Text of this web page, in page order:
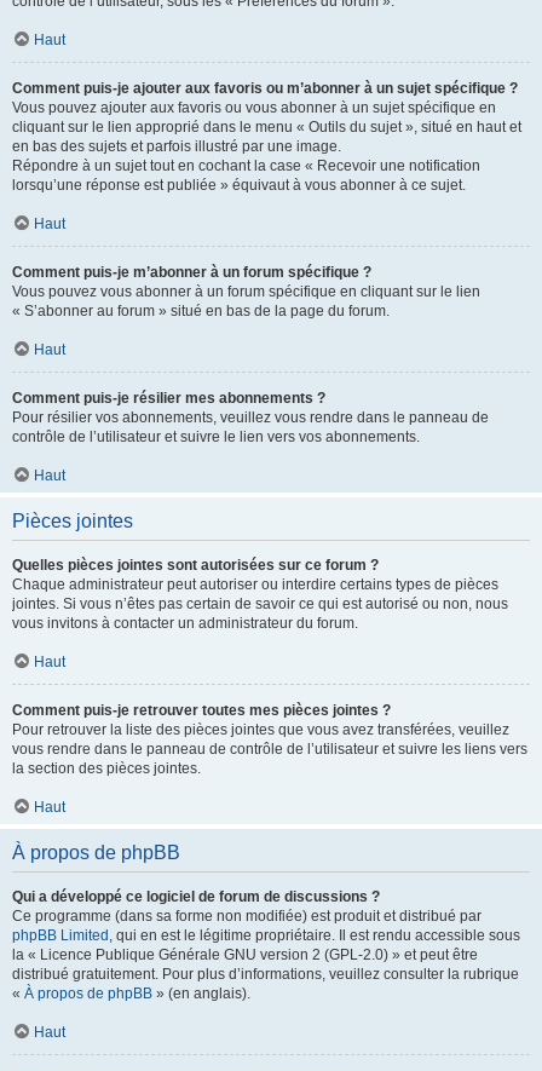
Haut
Comment puis-je ajouter aux favoris ou m’abonner à un sujet spécifique ?
Vous pouvez ajouter aux favoris ou vous abonner à un sujet spécifique en
cliquant sur le lien approprié dans le menu « Outils du sujet », situé en haut et
en bas des sujets et parfois illustré par une image.
Répondre à un sujet tout en cochant la case « Recevoir une notification
lorsqu’une réponse est publiée » équivaut à vous abonner à ce sujet.
Haut
Comment puis-je m’abonner à un forum spécifique ?
Vous pouvez vous abonner à un forum spécifique en cliquant sur le lien
« S’abonner au forum » situé en bas de la page du forum.
Haut
Comment puis-je résilier mes abonnements ?
Pour résilier vos abonnements, veuillez vous rendre dans le panneau de
contrôle de l’utilisateur et suivre le lien vers vos abonnements.
Haut
Pièces jointes
Quelles pièces jointes sont autorisées sur ce forum ?
Chaque administrateur peut autoriser ou interdire certains types de pièces
jointes. Si vous n’êtes pas certain de savoir ce qui est autorisé ou non, nous
vous invitons à contacter un administrateur du forum.
Haut
Comment puis-je retrouver toutes mes pièces jointes ?
Pour retrouver la liste des pièces jointes que vous avez transférées, veuillez
vous rendre dans le panneau de contrôle de l’utilisateur et suivre les liens vers
la section des pièces jointes.
Haut
À propos de phpBB
Qui a développé ce logiciel de forum de discussions ?
Ce programme (dans sa forme non modifiée) est produit et distribué par
phpBB Limited , qui en est le légitime propriétaire. Il est rendu accessible sous
la « Licence Publique Générale GNU version 2 (GPL-2.0) » et peut être
distribué gratuitement. Pour plus d’informations, veuillez consulter la rubrique
« À propos de phpBB » (en anglais).
Haut